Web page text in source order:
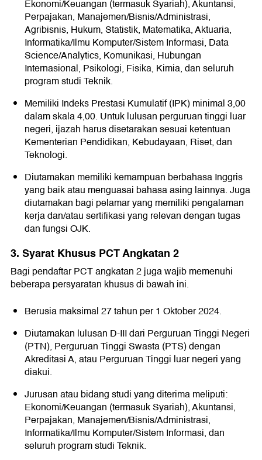
Ekonomi/Keuangan (termasuk Syariah), Akuntansi,
Perpajakan, Manajemen/Bisnis/Administrasi,
Agribisnis, Hukum, Statistik, Matematika, Aktuaria,
Informatika/Ilmu Komputer/Sistem Informasi, Data
Science/Analytics, Komunikasi, Hubungan
Internasional, Psikologi, Fisika, Kimia, dan seluruh
program studi Teknik.
Memiliki Indeks Prestasi Kumulatif (IPK) minimal 3,00
dalam skala 4,00. Untuk lulusan perguruan tinggi luar
negeri, ijazah harus disetarakan sesuai ketentuan
Kementerian Pendidikan, Kebudayaan, Riset, dan
Teknologi.
Diutamakan memiliki kemampuan berbahasa Inggris
yang baik atau menguasai bahasa asing lainnya. Juga
diutamakan bagi pelamar yang memiliki pengalaman
kerja dan/atau sertifikasi yang relevan dengan tugas
dan fungsi OJK.
3. Syarat Khusus PCT Angkatan 2
Bagi pendaftar PCT angkatan 2 juga wajib memenuhi
beberapa persyaratan khusus di bawah ini.
Berusia maksimal 27 tahun per 1 Oktober 2024.
Diutamakan lulusan D-III dari Perguruan Tinggi Negeri
(PTN), Perguruan Tinggi Swasta (PTS) dengan
Akreditasi A, atau Perguruan Tinggi luar negeri yang
diakui.
Jurusan atau bidang studi yang diterima meliputi:
Ekonomi/Keuangan (termasuk Syariah), Akuntansi,
Perpajakan, Manajemen/Bisnis/Administrasi,
Informatika/Ilmu Komputer/Sistem Informasi, dan
seluruh program studi Teknik.